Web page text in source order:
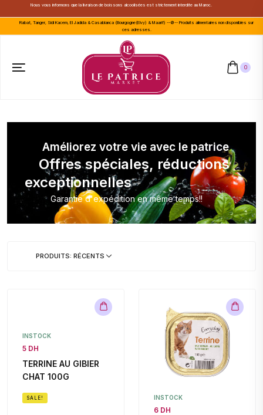
Nous vous informons que la livraison de boissons alcoolisées est strictement interdite au Maroc.
Rabat, Tanger, Sidi Kacem, El Jadida & Casablanca (Bourgogne(Elvy) & Maarif) --🚫-- Produits alimentaires non disponibles sur
ces adresses.
0
Améliorez votre vie avec le patrice
Offres spéciales, réductions
exceptionnelles
Garantie d'expédition en même temps!!
PRODUITS: RÉCENTS
INSTOCK
5 DH
TERRINE AU GIBIER
CHAT 100G
SALE! INSTOCK
6 DH